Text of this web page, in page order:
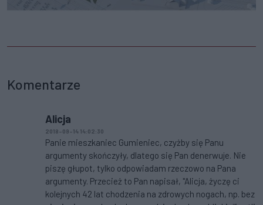
Komentarze
Alicja
2018-09-14 14:02:30
Panie mieszkaniec Gumieniec, czyżby się Panu
argumenty skończyły, dlatego się Pan denerwuje. Nie
piszę głupot, tylko odpowiadam rzeczowo na Pana
argumenty. Przecież to Pan napisał, "Alicja, życzę ci
kolejnych 42 lat chodzenia na zdrowych nogach, np. bez